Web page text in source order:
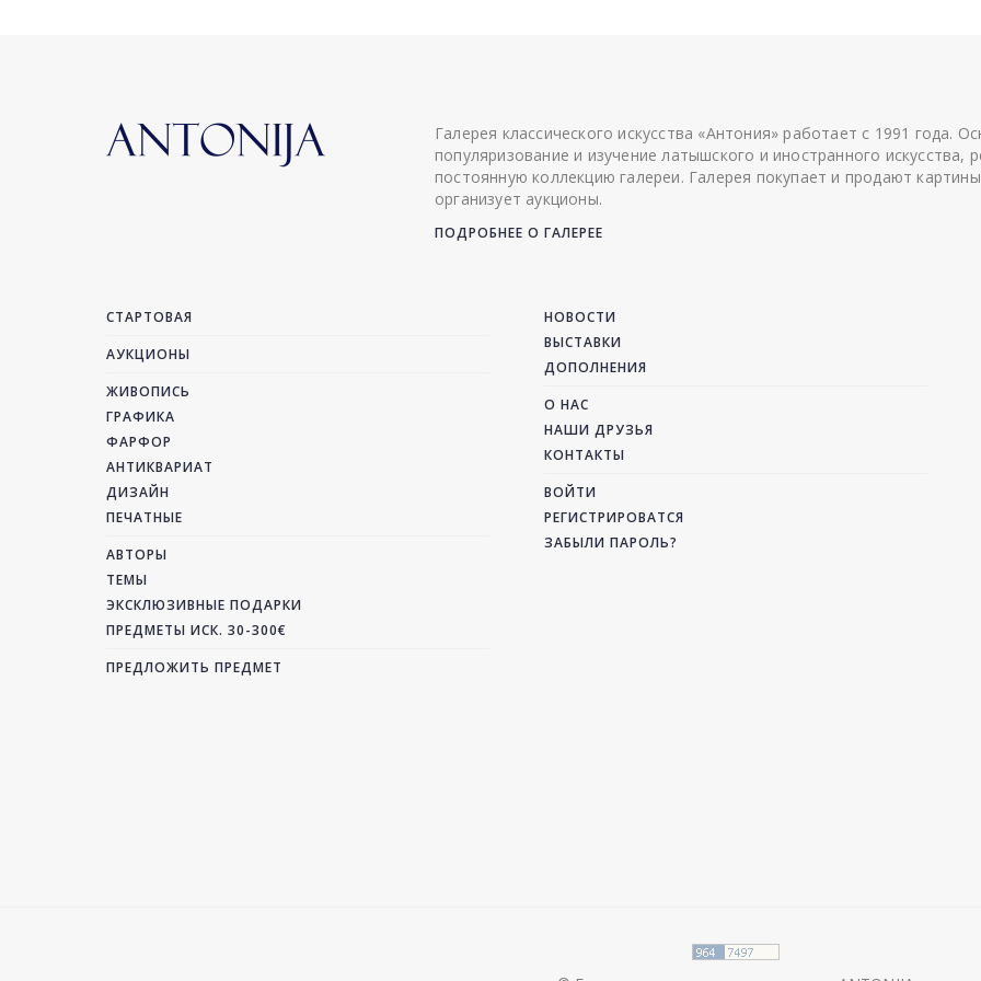
Галерея классического искусства «Антония» работает с 1991 года.
популяризование и изучение латышского и иностранного искусства,
постоянную коллекцию галереи. Галерея покупает и продают
организует аукционы.
ПОДРОБНЕЕ О ГАЛЕРЕЕ
СТАРТОВАЯ
АУКЦИОНЫ
ЖИВОПИСЬ
ГРАФИКА
ФАРФОР
АНТИКВАРИАТ
ДИЗАЙН
ПЕЧАТНЫЕ
АВТОРЫ
ТЕМЫ
ЭКСКЛЮЗИВНЫЕ ПОДАРКИ
ПРЕДМЕТЫ ИСК. 30-300€
ПРЕДЛОЖИТЬ ПРЕДМЕТ
НОВОСТИ
ВЫСТАВКИ
ДОПОЛНЕНИЯ
О НАС
НАШИ ДРУЗЬЯ
КОНТАКТЫ
ВОЙТИ
РЕГИСТРИРОВАТСЯ
ЗАБЫЛИ ПАРОЛЬ?